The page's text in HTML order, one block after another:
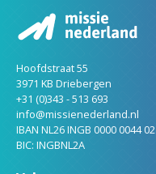
Hoofdstraat 55
3971 KB Driebergen
+31 (0)343 - 513 693
info@missienederland.nl
IBAN NL26 INGB 0000 0044 02
BIC: INGBNL2A